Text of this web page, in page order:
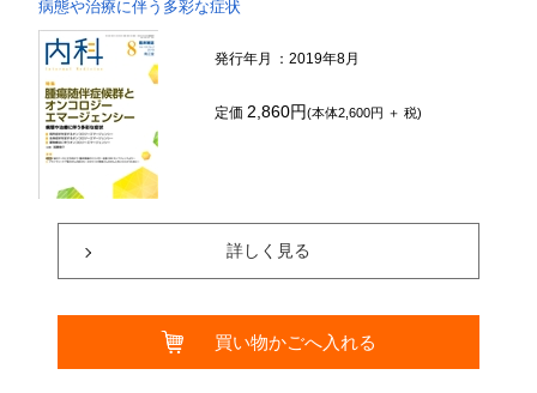
病態や治療に伴う多彩な症状
発行年月 ：2019年8月
定価2,860円(本体2,600円 ＋ 税)
詳しく見る
買い物かごへ入れる